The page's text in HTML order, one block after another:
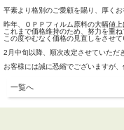
平素より格別のご愛顧を賜り、厚くお
昨年、ＯＰＰフィルム原料の大幅値上
これまで価格維持のため、努力を重ね
この度やむなく価格の見直しをさせ
2月中旬以降、順次改定させていただ
お客様には誠に恐縮でございますが
一覧へ